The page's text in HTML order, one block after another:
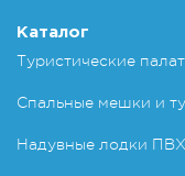
Каталог
Туристические
Спальные мешки и
Надувные лодки ПВХ